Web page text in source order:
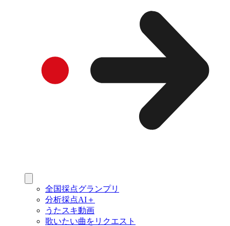
全国採点グランプリ
分析採点AI＋
うたスキ動画
歌いたい曲をリクエスト